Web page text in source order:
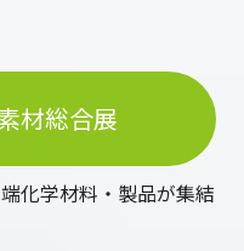
材総合展
化学材料・製品が集結